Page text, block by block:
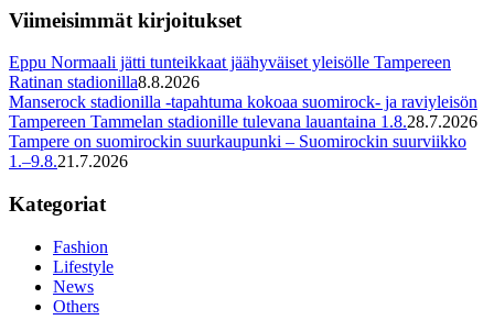
Viimeisimmät kirjoitukset
Eppu Normaali jätti tunteikkaat jäähyväiset yleisölle Tampereen
Ratinan stadionilla8.8.2026
Manserock stadionilla -tapahtuma kokoaa suomirock- ja raviyleisön
Tampereen Tammelan stadionille tulevana lauantaina 1.8.28.7.2026
Tampere on suomirockin suurkaupunki – Suomirockin suurviikko
1.–9.8.21.7.2026
Kategoriat
Fashion
Lifestyle
News
Others